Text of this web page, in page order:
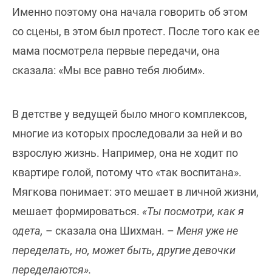
Именно поэтому она начала говорить об этом
со сцены, в этом был протест. После того как ее
мама посмотрела первые передачи, она
сказала: «Мы все равно тебя любим».
В детстве у ведущей было много комплексов,
многие из которых проследовали за ней и во
взрослую жизнь. Например, она не ходит по
квартире голой, потому что «так воспитана».
Мягкова понимает: это мешает в личной жизни,
мешает формироваться. «Ты посмотри, как я
одета, – сказала она Шихман. – Меня уже не
переделать, но, может быть, другие девочки
переделаются».